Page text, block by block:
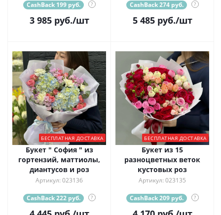
CashBack 199 руб. ?
3 985руб./шт
CashBack 274 руб. ?
5 485руб./шт
БЕСПЛАТНАЯ ДОСТАВКА
Букет " София " из
гортензий, маттиолы,
диантусов и роз
Артикул: 023136
CashBack 222 руб. ?
БЕСПЛАТНАЯ ДОСТАВКА
Букет из 15
разноцветных веток
кустовых роз
Артикул: 023135
CashBack 209 руб. ?